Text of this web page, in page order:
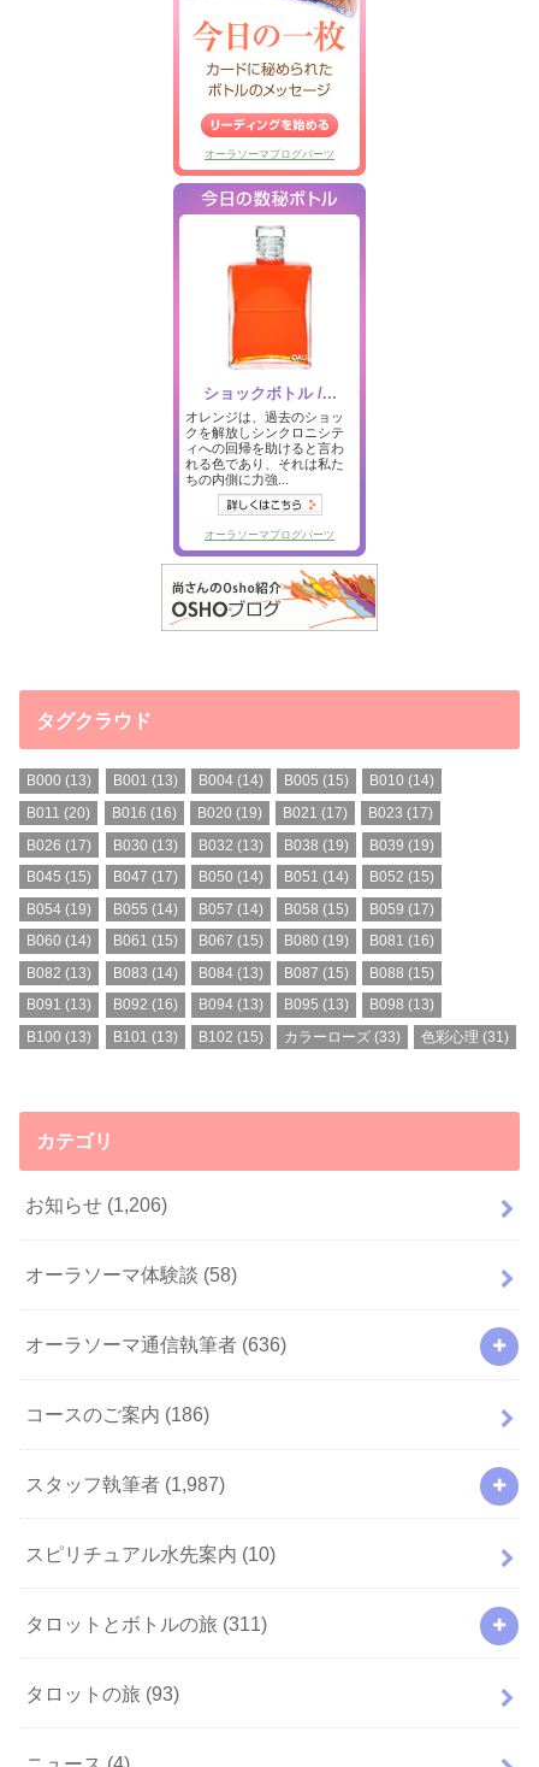
タグクラウド
B000 (13) B001 (13) B004(14) B005 (15) B010 (14)
B011 (20) B016 (16) B020 (19) B021 (17) B023 (17)
B026 (17) B030 (13) B032 (13) B038 (19) B039 (19)
B045 (15) B047 (17) B050 (14) B051 (14) B052 (15)
B054 (19) B055 (14) B057 (14) B058 (15) B059 (17)
B060 (14) B061 (15) B067 (15) B080 (19) B081 (16)
B082 (13) B083 (14) B084(13) B087 (15) B088 (15)
B091 (13) B092 (16) B094(13) B095 (13) B098 (13)
B100 (13) B101 (13) B102 (15) カラーローズ (33) 色彩心理 (31)
カテゴリ
お知らせ (1,206)
オーラソーマ体験談 (58)
オーラソーマ通信執筆者 (636)
コースのご案内 (186)
スタッフ執筆者 (1,987)
スピリチュアル水先案内 (10)
タロットとボトルの旅 (311)
タロットの旅 (93)